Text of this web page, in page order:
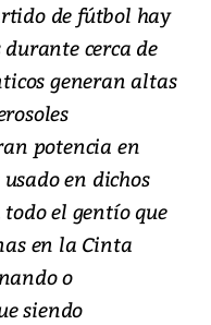
de fútbol hay
cerca de
generan altas
potencia en
en dichos
el gentío que
en la Cinta
o
siendo